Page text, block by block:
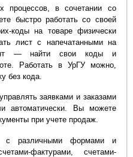
в сочетании со
быстро работать со своей
коды на товаре физически
лист с напечатанными на
— найти свои коды и
Работать в УрГУ можно,
без кода.
заявками и заказами
автоматически. Вы можете
при учете продаж.
с различными формами и
фактурами, счетами-